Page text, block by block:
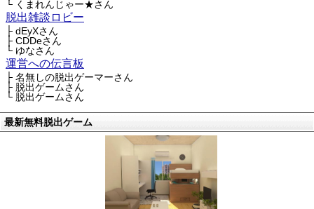
└ くまれんじゃー★さん
脱出雑談ロビー
├ dEyXさん
├ CDDeさん
└ ゆなさん
運営への伝言板
├ 名無しの脱出ゲーマーさん
├ 脱出ゲームさん
└ 脱出ゲームさん
最新無料脱出ゲーム